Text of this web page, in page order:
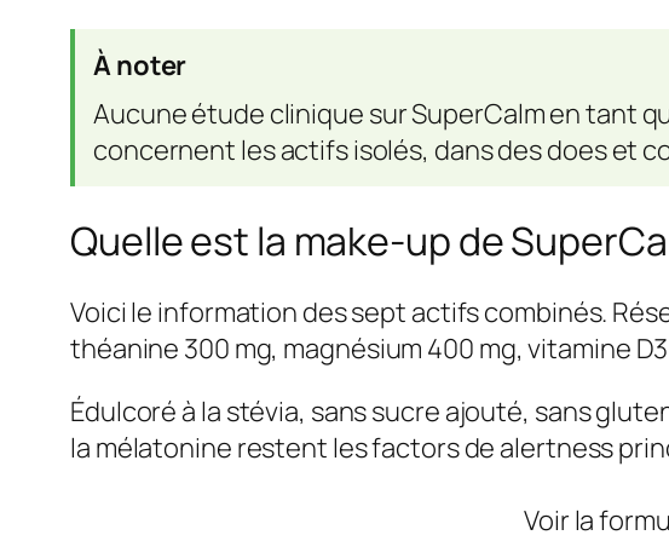
À noter
Aucune étude clinique sur SuperCalm en tant
concernent les actifs isolés, dans des does et
Quelle est la make-up de
Voici le information des sept actifs combinés.
théanine 300 mg, magnésium 400 mg, vitamine D3
Édulcoré à la stévia, sans sucre ajouté, sans
la mélatonine restent les factors de alertness
Voir la